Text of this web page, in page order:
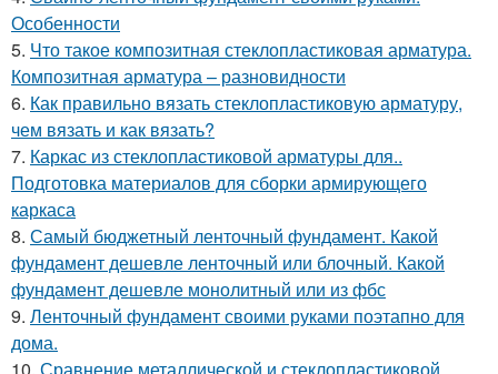
Особенности
5. Что такое композитная стеклопластиковая арматура.
Композитная арматура – разновидности
6. Как правильно вязать стеклопластиковую арматуру,
чем вязать и как вязать?
7. Каркас из стеклопластиковой арматуры для..
Подготовка материалов для сборки армирующего
каркаса
8. Самый бюджетный ленточный фундамент. Какой
фундамент дешевле ленточный или блочный. Какой
фундамент дешевле монолитный или из фбс
9. Ленточный фундамент своими руками поэтапно для
дома.
10. Сравнение металлической и стеклопластиковой